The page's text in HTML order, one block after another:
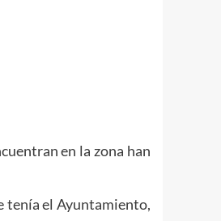
en la zona han
tenía el Ayuntamiento,